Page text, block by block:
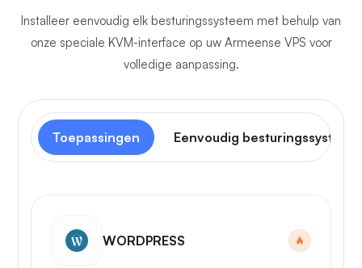
Installeer eenvoudig elk besturingssysteem met behulp van
onze speciale KVM-interface op uw Armeense VPS voor
volledige aanpassing.
Toepassingen Eenvoudig besturingssysteem
WORDPRESS